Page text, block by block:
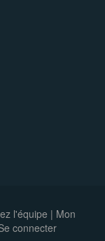
l'équipe | Mon
connecter